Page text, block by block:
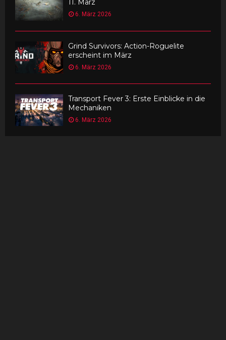
11. März
6. März 2026
Grind Survivors: Action-Roguelite
erscheint im März
6. März 2026
Transport Fever 3: Erste Einblicke in die
Mechaniken
6. März 2026